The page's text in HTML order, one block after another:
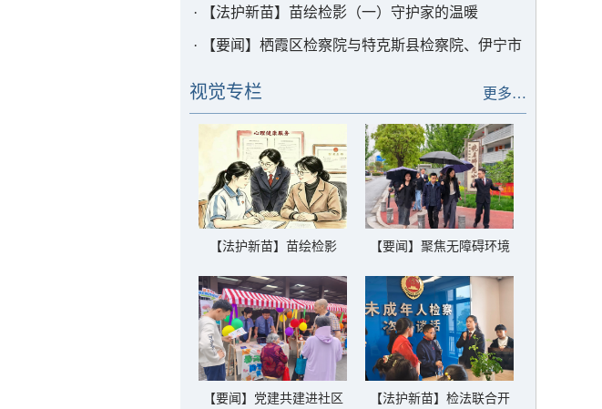
法保障
· 【法护新苗】苗绘检影（一）守护家的温暖
· 【要闻】栖霞区检察院与特克斯县检察院、伊宁市
更多…
视觉专栏
【法护新苗】苗绘检影
【要闻】聚焦无障碍环境
益诉讼公开听证及评议会
【要闻】党建共建进社区
【法护新苗】检法联合开